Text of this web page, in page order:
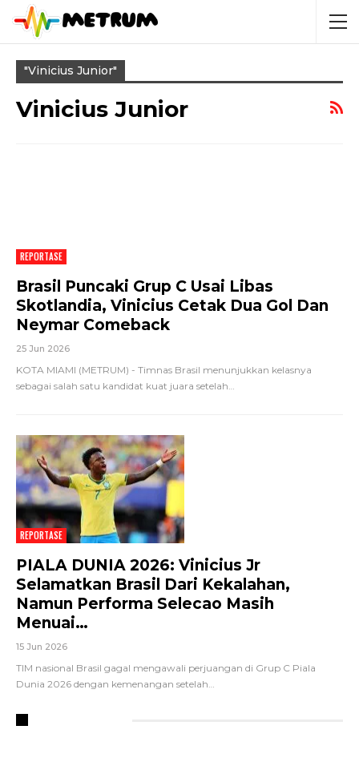
"Vinicius Junior"
Vinicius Junior
REPORTASE
Brasil Puncaki Grup C Usai Libas
Skotlandia, Vinicius Cetak Dua Gol Dan
Neymar Comeback
25 Jun 2026
KOTA MIAMI (METRUM) - Timnas Brasil menunjukkan kelasnya
sebagai salah satu kandidat kuat juara setelah…
REPORTASE
PIALA DUNIA 2026: Vinicius Jr
Selamatkan Brasil Dari Kekalahan,
Namun Performa Selecao Masih
Menuai…
15 Jun 2026
TIM nasional Brasil gagal mengawali perjuangan di Grup C Piala
Dunia 2026 dengan kemenangan setelah